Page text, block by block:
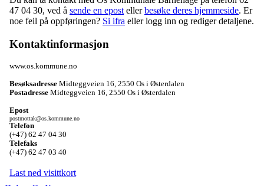
47 04 30, ved å sende en epost ellerbesøke deres hjemmeside. Er
noe feil på oppføringen? Si ifra eller logg inn og rediger detaljene.
Kontaktinformasjon
www.os.kommune.no
Besøksadresse Midteggveien 16 2550 Os i Østerdalen
Postadresse Midteggveien 16 2550 Os i Østerdalen
Epost
postmottak@os.kommune.no
Telefon
(+47) 62 47 04 30
Telefaks
(+47) 62 47 03 40
Last ned visittkort